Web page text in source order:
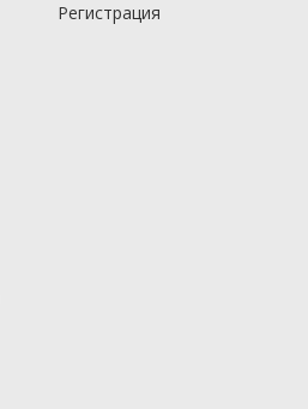
Регистрация